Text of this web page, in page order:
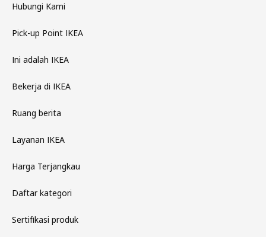
Hubungi Kami
Pick-up Point IKEA
Ini adalah IKEA
Bekerja di IKEA
Ruang berita
Layanan IKEA
Harga Terjangkau
Daftar kategori
Sertifikasi produk